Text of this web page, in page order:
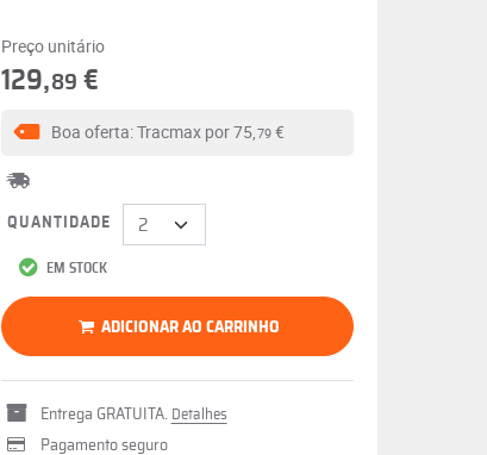
Preço unitário
129,89 €
EM STOCK
Boa oferta: Tracmax por75,79 €
QUANTIDADE
ADICIONAR AO CARRINHO
Entrega GRATUITA. Detalhes
Pagamento seguro